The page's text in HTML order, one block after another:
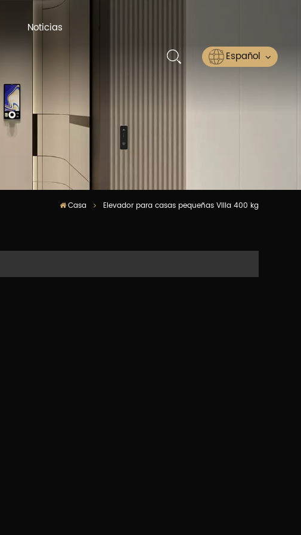
Noticias
Español
عربي
Casa Elevador para casas pequeñas Villa 400 kg